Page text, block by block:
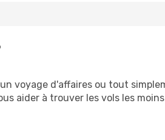
voyage d'affaires ou tout
aider à trouver les vols les